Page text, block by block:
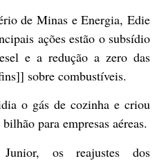
de Minas e Energia, Edie
ações estão o subsídio
e a redução a zero das
sobre combustíveis.
o gás de cozinha e criou
para empresas aéreas.
os reajustes dos